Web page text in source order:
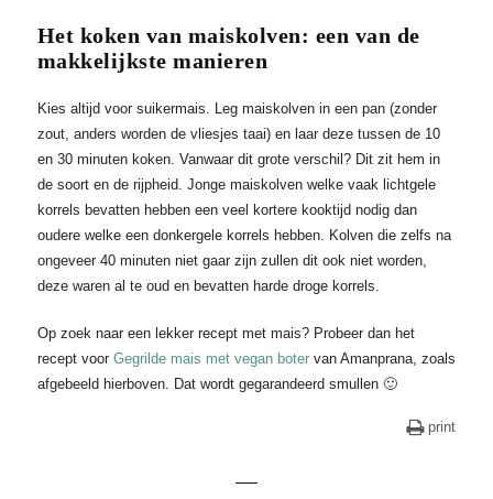
Het koken van maiskolven: een van de
makkelijkste manieren
Kies altijd voor suikermais. Leg maiskolven in een pan (zonder
zout, anders worden de vliesjes taai) en laar deze tussen de 10
en 30 minuten koken. Vanwaar dit grote verschil? Dit zit hem in
de soort en de rijpheid. Jonge maiskolven welke vaak lichtgele
korrels bevatten hebben een veel kortere kooktijd nodig dan
oudere welke een donkergele korrels hebben. Kolven die zelfs na
ongeveer 40 minuten niet gaar zijn zullen dit ook niet worden,
deze waren al te oud en bevatten harde droge korrels.
Op zoek naar een lekker recept met mais? Probeer dan het
recept voor Gegrilde mais met vegan boter van Amanprana, zoals
afgebeeld hierboven. Dat wordt gegarandeerd smullen 🙂
print